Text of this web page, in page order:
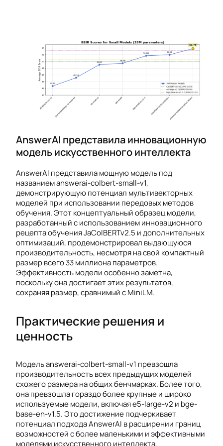
AnswerAI представила инновационную
модель искусственного интеллекта
AnswerAI представила мощную модель под
названием answerai-colbert-small-v1,
демонстрирующую потенциал мультивекторных
моделей при использовании передовых методов
обучения. Этот концептуальный образец модели,
разработанный с использованием инновационного
рецепта обучения JaColBERTv2.5 и дополнительных
оптимизаций, продемонстрировал выдающуюся
производительность, несмотря на свой компактный
размер всего 33 миллиона параметров.
Эффективность модели особенно заметна,
поскольку она достигает этих результатов,
сохраняя размер, сравнимый с MiniLM.
Практические решения и
ценность
Модель answerai-colbert-small-v1 превзошла
производительность всех предыдущих моделей
схожего размера на общих бенчмарках. Более того,
она превзошла гораздо более крупные и широко
используемые модели, включая e5-large-v2 и bge-
base-en-v1.5. Это достижение подчеркивает
потенциал подхода AnswerAI в расширении границ
возможностей с более маленькими и эффективными
моделями искусственного интеллекта.